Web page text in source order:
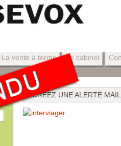
La vente à terme Le cabinet
CRÉEZ UNE ALERTE MAIL